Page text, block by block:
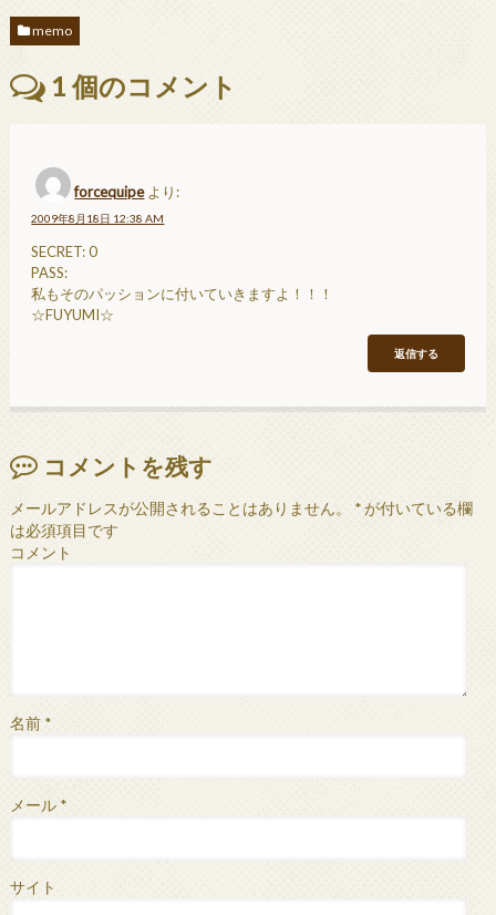
memo
1個のコメント
forcequipe より:
2009年8月18日 12:38 AM
SECRET: 0
PASS:
私もそのパッションに付いていきますよ！！！
☆FUYUMI☆
返信する
コメントを残す
メールアドレスが公開されることはありません。 *が付いている欄
は必須項目です
コメント
名前 *
メール *
サイト